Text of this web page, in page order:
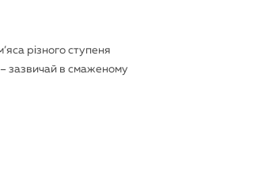
різного ступеня
– зазвичай в смаженому